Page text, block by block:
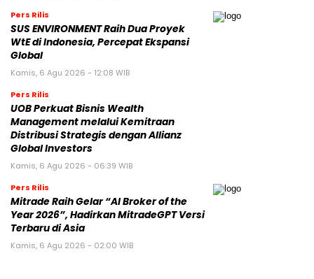
Pers Rilis
SUS ENVIRONMENT Raih Dua Proyek
WtE di Indonesia, Percepat Ekspansi
Global
Kamis, 6 Agu 2026 - 12:08 WIB
Pers Rilis
UOB Perkuat Bisnis Wealth
Management melalui Kemitraan
Distribusi Strategis dengan Allianz
Global Investors
Kamis, 6 Agu 2026 - 06:39 WIB
Pers Rilis
Mitrade Raih Gelar “AI Broker of the
Year 2026”, Hadirkan MitradeGPT Versi
Terbaru di Asia
Kamis, 6 Agu 2026 - 02:00 WIB